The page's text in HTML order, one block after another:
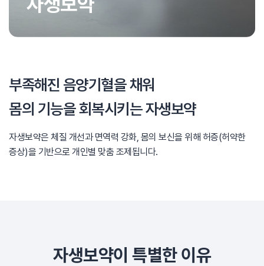
부족해진 음양기혈을 채워
몸의 기능을 회복시키는 자생보약
자생보약은 체질 개선과 면역력 강화, 몸의 보신을 위해 허증(허약한
증상)을 기반으로 개인별 맞춤 조제됩니다.
자생보약이 특별한 이유